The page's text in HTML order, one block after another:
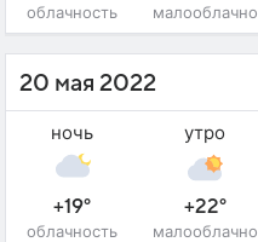
облачность малооблачно
20 мая 2022
ночь
+19°
облачность
утро
+22°
малооблачно